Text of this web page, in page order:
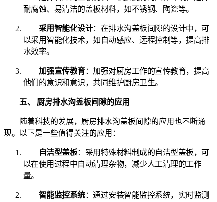
耐腐蚀、易清洁的盖板材料，如不锈钢、陶瓷等。
采用智能化设计：在排水沟盖板间隙的设计中，可
以采用智能化技术，如自动感应、远程控制等，提高排
水效率。
加强宣传教育 ：加强对厨房工作的宣传教育，提高
他们的意识和意识，共同维护厨房卫生。
五、 厨房排水沟盖板间隙的应用
随着科技的发展，厨房排水沟盖板间隙的应用也不断涌
现。以下是一些值得关注的应用：
自洁型盖板：采用特殊材料制成的自洁型盖板，可
以在使用过程中自动清理杂物，减少人工清理的工作
量。
智能监控系统：通过安装智能监控系统，实时监测